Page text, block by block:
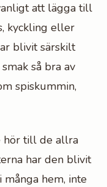
att lägga till
kyckling eller
blivit särskilt
så bra av
spiskummin,
hör till de allra
har den blivit
hem, inte